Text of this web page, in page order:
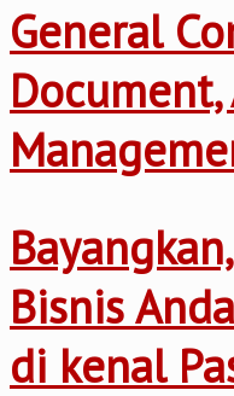
General
Bisnis
di kenal